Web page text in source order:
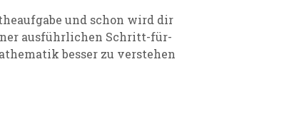
und schon wird dir
ausführlichen Schritt-für-
besser zu verstehen